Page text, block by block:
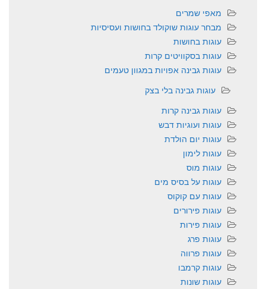
מאפי שמרים
מבחר עוגות שוקולד בחושות ועסיסיות
עוגות בחושות
עוגות בסקוויטים קרות
עוגות גבינה אפויות במגוון טעמים
עוגות גבינה בלי בצק
עוגות גבינה קרות
עוגות ועוגיות דבש
עוגות יום הולדת
עוגות לימון
עוגות מוס
עוגות על בסיס מים
עוגות עם קוקוס
עוגות פירורים
עוגות פירות
עוגות פרג
עוגות פרווה
עוגות קרמבו
עוגות שונות